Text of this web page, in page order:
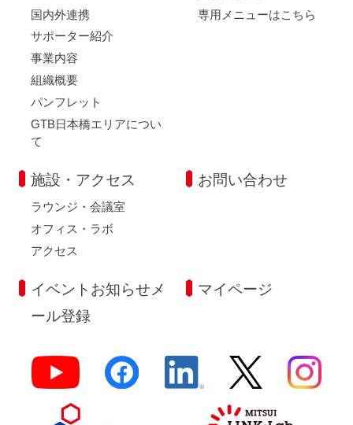
国内外連携
サポーター紹介
事業内容
組織概要
パンフレット
GTB日本橋エリアについ
て
専用メニューはこちら
施設・アクセス
ラウンジ・会議室
オフィス・ラボ
アクセス
お問い合わせ
イベントお知らせメ
ール登録
マイページ